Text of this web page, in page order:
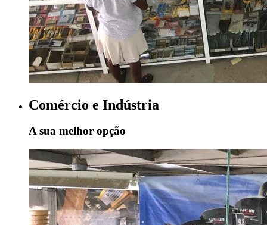
Comércio e Indústria
A sua melhor opção